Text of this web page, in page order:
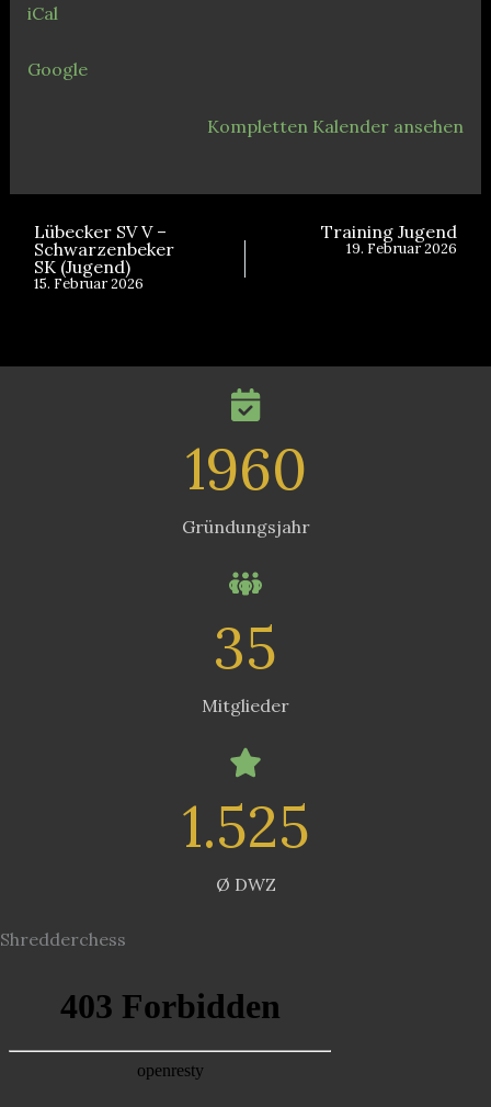
iCal
Google
Kompletten Kalender ansehen
Lübecker SV V –
Schwarzenbeker
SK (Jugend)
15. Februar 2026
Training Jugend
19. Februar 2026
1960
Gründungsjahr
35
Mitglieder
1.525
Ø DWZ
Shredderchess